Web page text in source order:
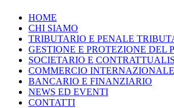
HOME
CHI SIAMO
TRIBUTARIO E PENALE
GESTIONE E PROTEZIONE DEL
SOCIETARIO E
COMMERCIO INTERNAZIONALE
BANCARIO E FINANZIARIO
NEWS ED EVENTI
CONTATTI